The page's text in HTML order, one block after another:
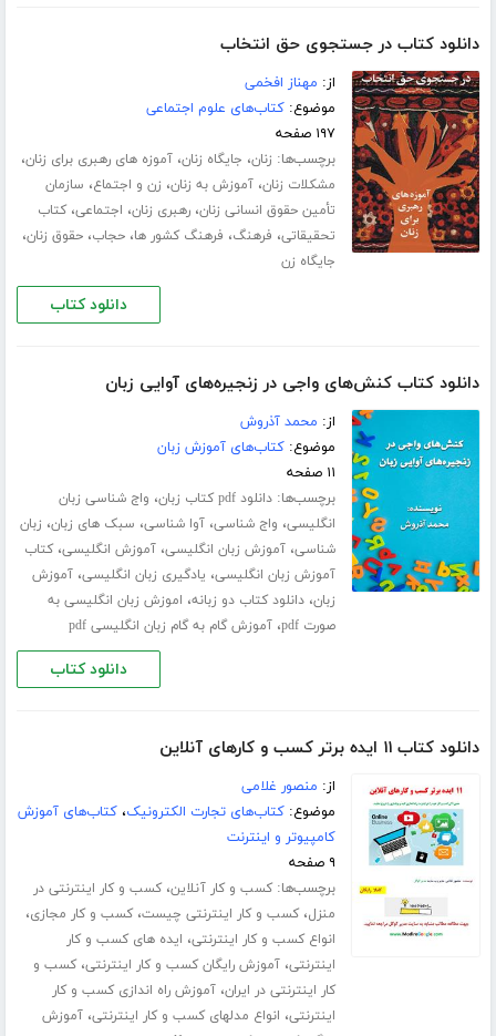
دانلود کتاب در جستجوی حق انتخاب
از: مهناز افخمی
موضوع:کتاب‌های علوم اجتماعی
۱۹۷ صفحه
برچسب‌ها: زنان، جایگاه زنان،آموزه های رهبری برای زنان،
مشکلات زنان،آموزش به زنان، زن و اجتماع، سازمان
تأمین حقوق انسانی زنان،رهبری زنان، اجتماعی،کتاب
تحقیقاتی، فرهنگ، فرهنگ کشور ها،حجاب،حقوق زنان،
جایگاه زن
دانلود کتاب
دانلود کتاب کنش‌های واجی در زنجیره‌های آوایی زبان
از: محمد آذروش
موضوع:کتاب‌های آموزش زبان
۱۱ صفحه
برچسب‌ها:دانلود pdf کتاب زبان ، واج شناسی زبان
انگلیسی، واج شناسی،آوا شناسی، سبک های زبان، زبان
شناسی،آموزش زبان انگلیسی،آموزش انگلیسی،کتاب
آموزش زبان انگلیسی، یادگیری زبان انگلیسی،آموزش
زبان،دانلود کتاب دو زبانه، اموزش زبان انگلیسی به
صورت pdf
،آموزش گام به گام زبان انگلیسی pdf
دانلود کتاب
دانلود کتاب ۱۱ ایده برتر کسب و کارهای آنلاین
از: منصور غلامی
موضوع:کتاب‌های تجارت الکترونیک،کتاب‌های آموزش
کامپیوتر و اینترنت
۹ صفحه
برچسب‌ها:کسب و کار آنلاین،کسب و کار اینترنتی در
منزل،کسب و کار اینترنتی چیست،کسب و کار مجازی،
انواع کسب و کار اینترنتی، ایده های کسب و کار
اینترنتی،آموزش رایگان کسب و کار اینترنتی،کسب و
کار اینترنتی در ایران،آموزش راه اندازی کسب و کار
اینترنتی، انواع مدلهای کسب و کار اینترنتی،آموزش